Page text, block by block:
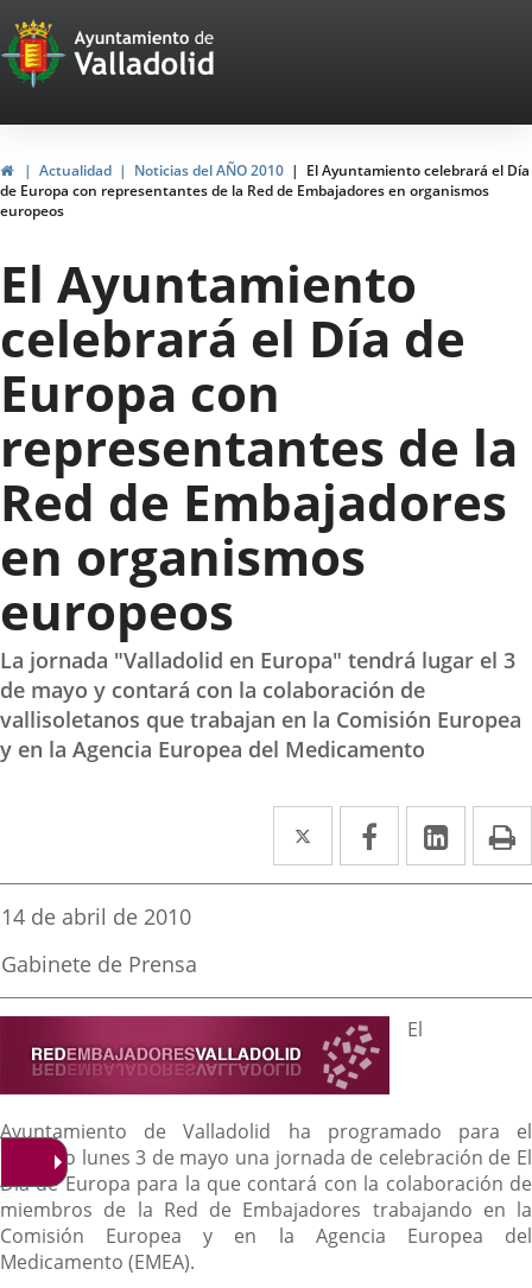
Portal
Web
del
Ayuntamiento
de
Valladolid
InicioActualidad Noticias del AÑO 2010
El Ayuntamiento celebrará el Día
de Europa con representantes de la Red de Embajadores en organismos
europeos
El Ayuntamiento
celebrará el Día de
Europa con
representantes de la
Red de Embajadores
en organismos
europeos
La jornada "Valladolid en Europa" tendrá lugar el 3
de mayo y contará con la colaboración de
vallisoletanos que trabajan en la Comisión Europea
y en la Agencia Europea del Medicamento
Twitter
Enlace
a
externa.
Facebook
Enlace
a
externa.
Enlace
a
Fecha
la
noticia
14 de abril de 2010
Fuente
la
Gabinete de Prensa
Descripción El
Ayuntamiento de Valladolid ha programado para el
próximo lunes 3 de mayo una jornada de celebración de El
Día de Europa para la que contará con la colaboración de
miembros de la Red de Embajadores trabajando en la
Comisión Europea y en la Agencia Europea del
Medicamento (EMEA).